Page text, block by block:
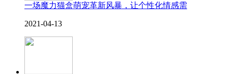
一场魔力猫盒萌宠革新风暴，让个性化情感需
2021-04-13